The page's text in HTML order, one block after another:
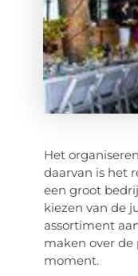
Het
daarvan is het
een groot
kiezen van de
assortiment
maken over de
moment.